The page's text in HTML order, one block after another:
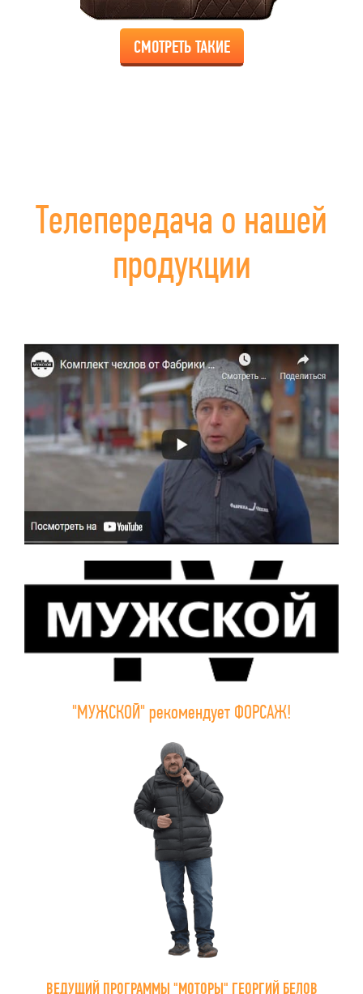
СМОТРЕТЬ ТАКИЕ
Телепередача о нашей
продукции
"МУЖСКОЙ" рекомендует ФОРСАЖ!
ВЕДУЩИЙ ПРОГРАММЫ "МОТОРЫ" ГЕОРГИЙ БЕЛОВ